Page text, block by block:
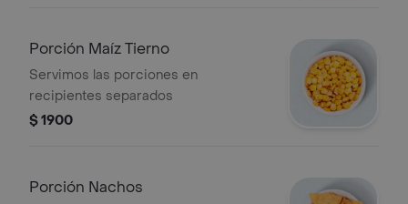
Porción Maíz Tierno
Servimos las porciones en
recipientes separados
$ 1900
Porción Nachos